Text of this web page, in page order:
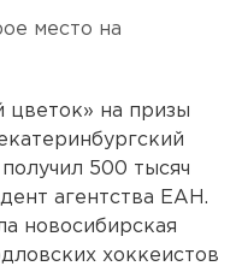
место на
цветок» на призы
500 тысяч
агентства ЕАН.
новосибирская
хоккеистов